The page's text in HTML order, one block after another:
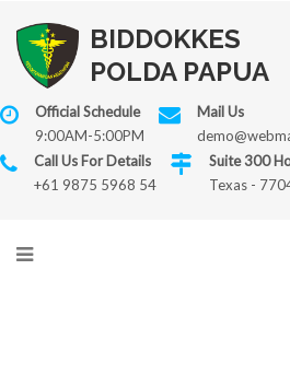
BIDDOKKES
POLDA PAPUA
Official Schedule
9:00AM-5:00PM
Mail Us
Call Us For Details
+61 9875 5968 54
Suite 300
Texas -